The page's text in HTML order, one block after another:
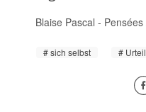
Blaise Pascal - Pensées
sich selbst Urteil